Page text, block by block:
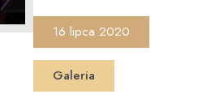
16 lipca 2020
Galeria